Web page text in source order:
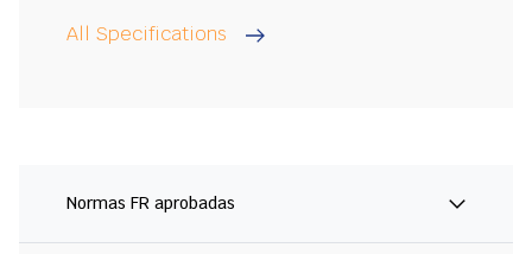
All Specifications
Normas FR aprobadas